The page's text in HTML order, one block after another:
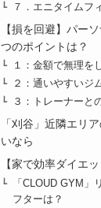
７．エニタイムフ
【損を回避】パー
つのポイントは？
１：金額で無理を
２：通いやすいジ
３：トレーナーと
「刈谷」近隣エリ
いなら
【家で効率ダイエ
「CLOUD GYM」
フターは？